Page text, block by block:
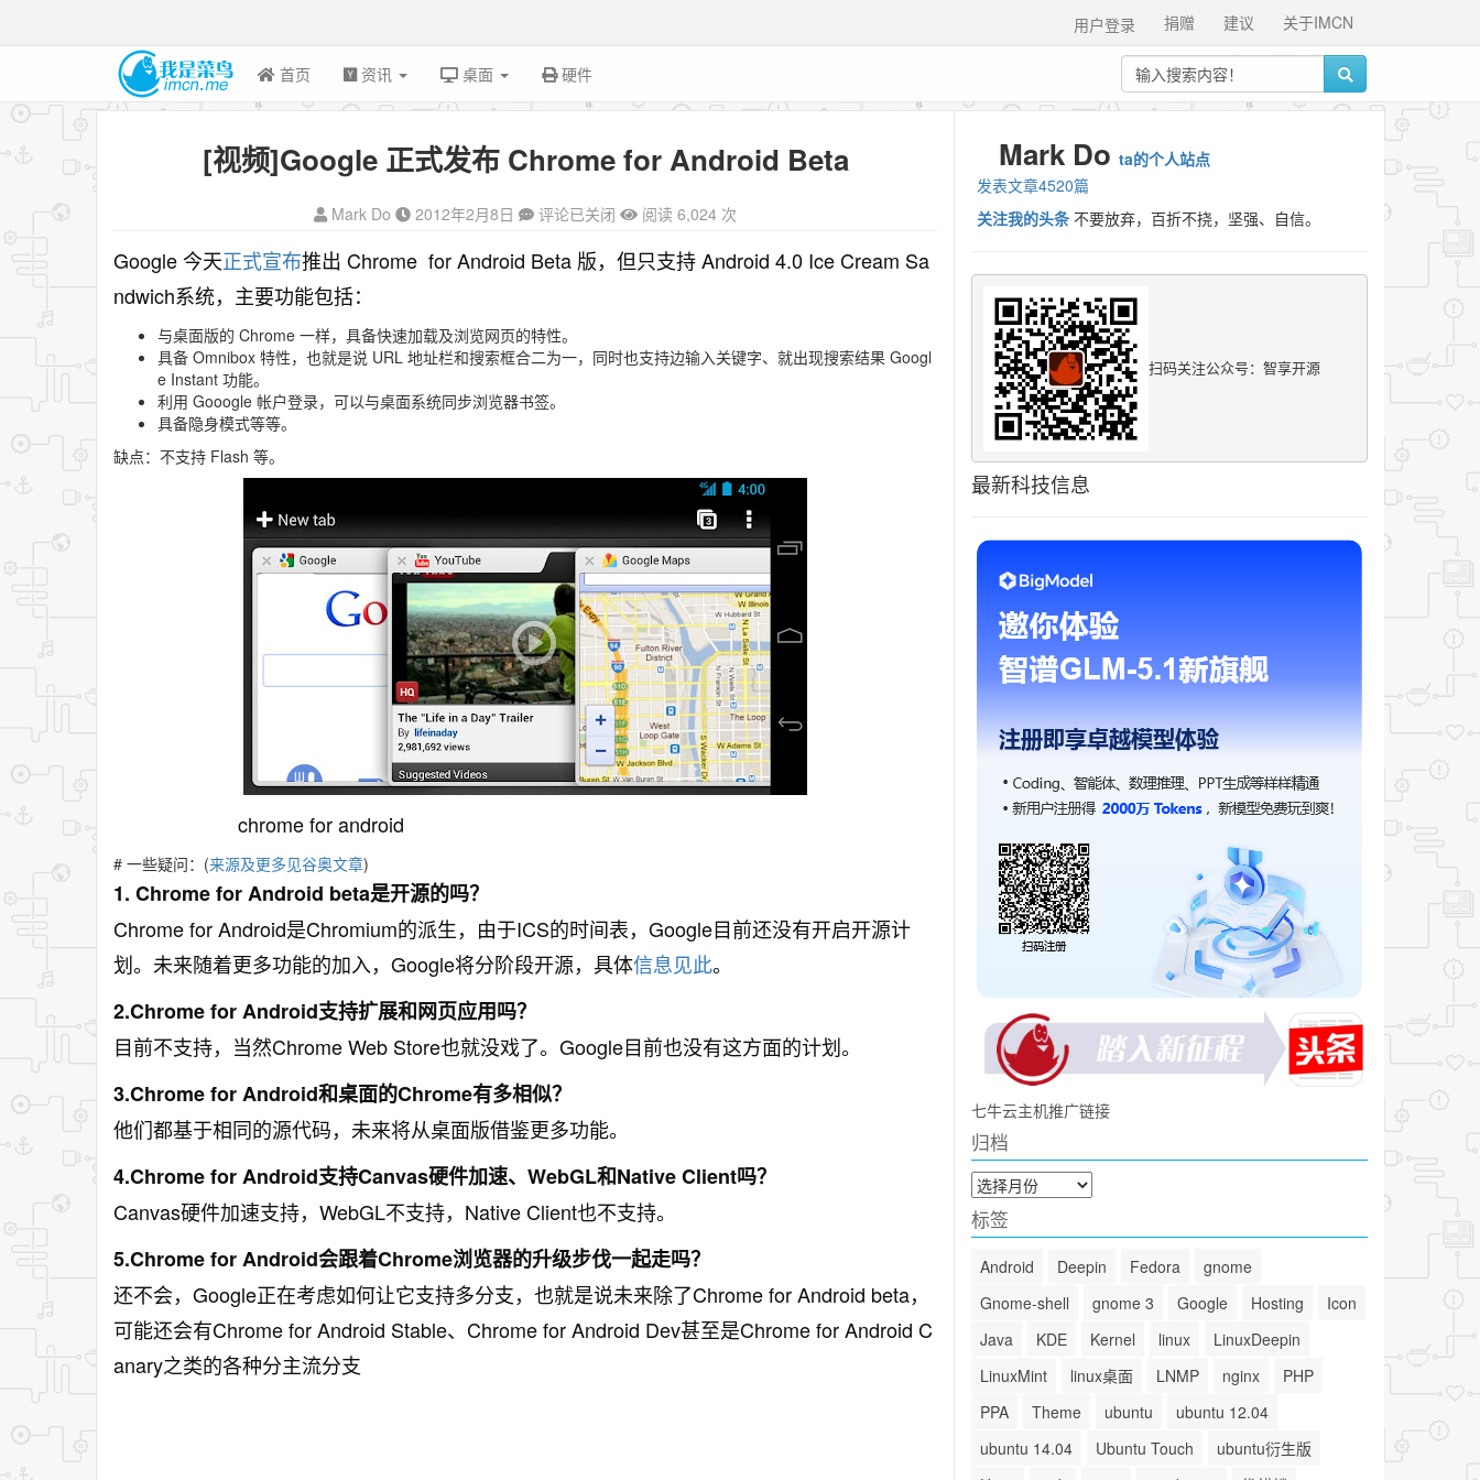
关于IMCN
建议
捐赠
用户登录
首页 资讯 桌面 硬件
[视频]Google 正式发布 Chrome for Android Beta
Mark Do 2012年2月8日 评论已关闭 阅读 6,024 次
Google 今天正式宣布推出 Chrome for Android Beta 版，但只支持 Android 4.0 Ice Cream Sa
ndwich系统，主要功能包括：
与桌面版的 Chrome 一样，具备快速加载及浏览网页的特性。
具备 Omnibox 特性，也就是说 URL 地址栏和搜索框合二为一，同时也支持边输入关键字、就出现搜索结果 Googl
e Instant 功能。
利用 Gooogle 帐户登录，可以与桌面系统同步浏览器书签。
具备隐身模式等等。
缺点：不支持 Flash 等。
chrome for android
# 一些疑问：(来源及更多见谷奥文章)
1. Chrome for Android beta是开源的吗？
Chrome for Android是Chromium的派生，由于ICS的时间表，Google目前还没有开启开源计
划。未来随着更多功能的加入，Google将分阶段开源，具体信息见此。
2.Chrome for Android支持扩展和网页应用吗？
目前不支持，当然Chrome Web Store也就没戏了。Google目前也没有这方面的计划。
3.Chrome for Android和桌面的Chrome有多相似？
他们都基于相同的源代码，未来将从桌面版借鉴更多功能。
4.Chrome for Android支持Canvas硬件加速、WebGL和Native Client吗？
Canvas硬件加速支持，WebGL不支持，Native Client也不支持。
5.Chrome for Android会跟着Chrome浏览器的升级步伐一起走吗？
还不会，Google正在考虑如何让它支持多分支，也就是说未来除了Chrome for Android beta，
可能还会有Chrome for Android Stable、Chrome for Android Dev甚至是Chrome for Android C
anary之类的各种分主流分支
Mark Do ta的个人站点
发表文章4520篇
关注我的头条 不要放弃，百折不挠，坚强、自信。
扫码关注公众号：智享开源
最新科技信息
七牛云主机推广链接
归档
归
档
标签
Android Deepin Fedora
gnome
Gnome-shell
gnome 3 Google Hosting
Icon
Java
KDE Kernel linux
LinuxDeepin
LinuxMint
linux桌面 LNMP nginx
PHP
PPA
Theme ubuntu
ubuntu 12.04
ubuntu 14.04
Ubuntu Touch
ubuntu衍生版